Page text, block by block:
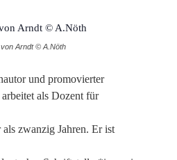
Arndt © A.Nöth
und promovierter
als Dozent für
zwanzig Jahren. Er ist